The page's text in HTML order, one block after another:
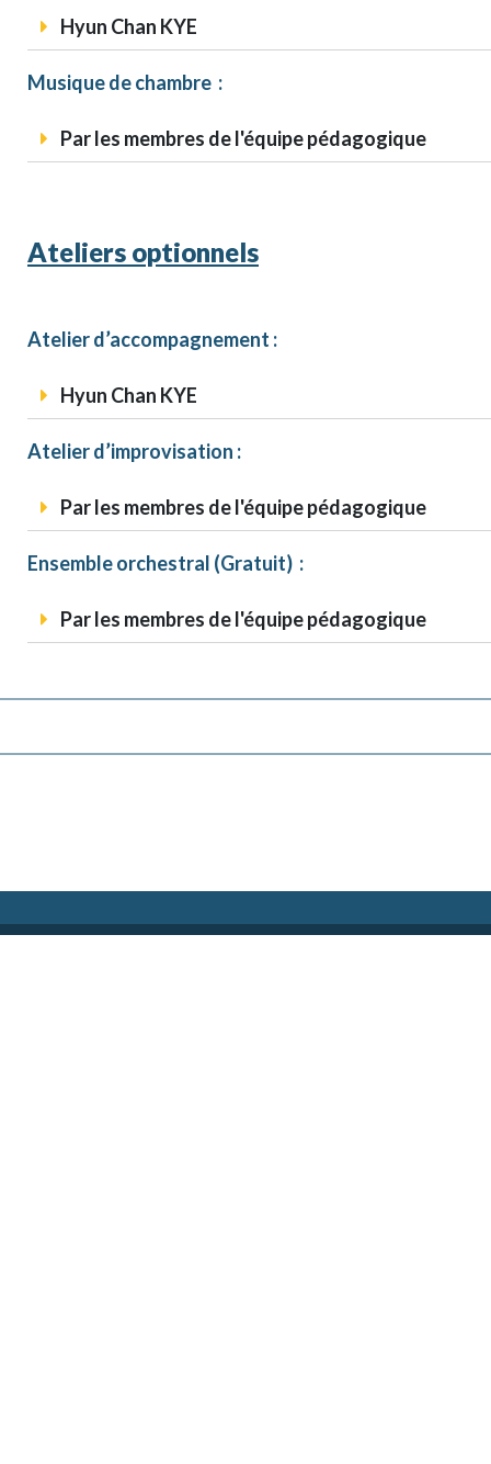
Hyun Chan KYE
Musique de chambre :
Par les membres de l'équipe pédagogique
Ateliers optionnels
Atelier d’accompagnement :
Hyun Chan KYE
Atelier d’improvisation :
Par les membres de l'équipe pédagogique
Ensemble orchestral (Gratuit) :
Par les membres de l'équipe pédagogique